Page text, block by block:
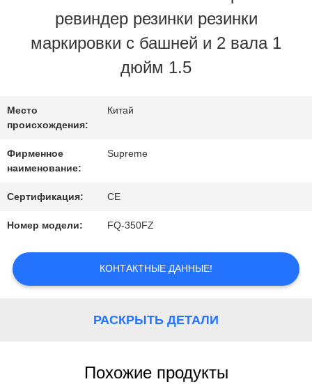
ЗАВОДУ
КОНТРОЛЬ
С
НАМИ
ЗАПРОСИТЕ
ЦИТАТУ
ревиндер резинки резинки
маркировки с башней и 2 вала 1
дюйм 1.5
Место
происхождения:
Китай
Фирменное
наименование:
Supreme
Сертификация: CE
Номер модели: FQ-350FZ
КОНТАКТНЫЕ ДАННЫЕ!
РАСКРЫТЬ ДЕТАЛИ
Похожие продукты